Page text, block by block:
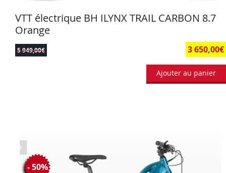
VTT électrique BH ILYNX TRAIL CARBON 8.7
Orange
5 949,00€ 3 650,00€
Ajouter au panier
- 50%